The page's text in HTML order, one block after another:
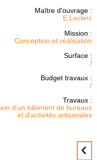
Maître d'ouvrage :
E.Leclerc
Mission :
Conception et réalisation
Surface :
/
Budget travaux :
/
Travaux :
d'un bâtiment de bureaux
et d'activités artisanales